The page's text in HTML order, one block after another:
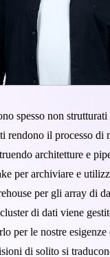
spesso non
rendono il processo di
architetture e
per archiviare e
per gli array di
di dati viene
per le nostre esigenze
di solito si